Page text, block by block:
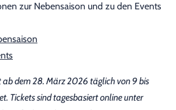
zur Nebensaison und zu den Events
ab dem 28. März 2026 täglich von 9 bis
Tickets sind tagesbasiert online unter